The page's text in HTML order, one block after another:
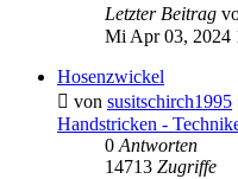
Letzter Beitrag
Mi Apr 03, 2024
Hosenzwickel
von susitschirch1995
Handstricken -
0 Antworten
14713 Zugriffe